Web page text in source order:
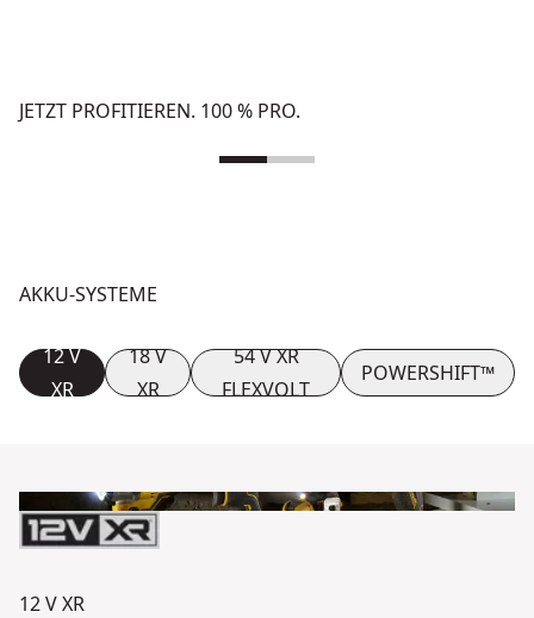
JETZT PROFITIEREN. 100 % PRO.
AKKU-SYSTEME
12 V
XR
18 V
XR
54 V XR
FLEXVOLT
POWERSHIFT™
12 V XR